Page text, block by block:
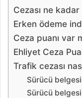
Cezası ne kadar
Erken ödeme
Ceza puanı var
Ehliyet Ceza
Trafik cezası
Sürücü
Sürücü